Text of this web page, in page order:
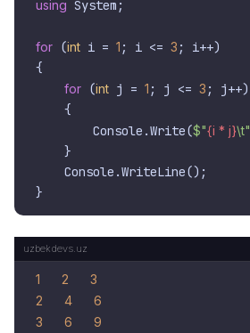
using System;
for (int i = 1 ; i <= 3 ; i++)
{
for (int j = 1 ; j <= 3 ; j++)
    {
        Console.Write(
$"{i * j}\t"
    }
    Console.WriteLine();
1 2
3
2
4
6
3
6 9